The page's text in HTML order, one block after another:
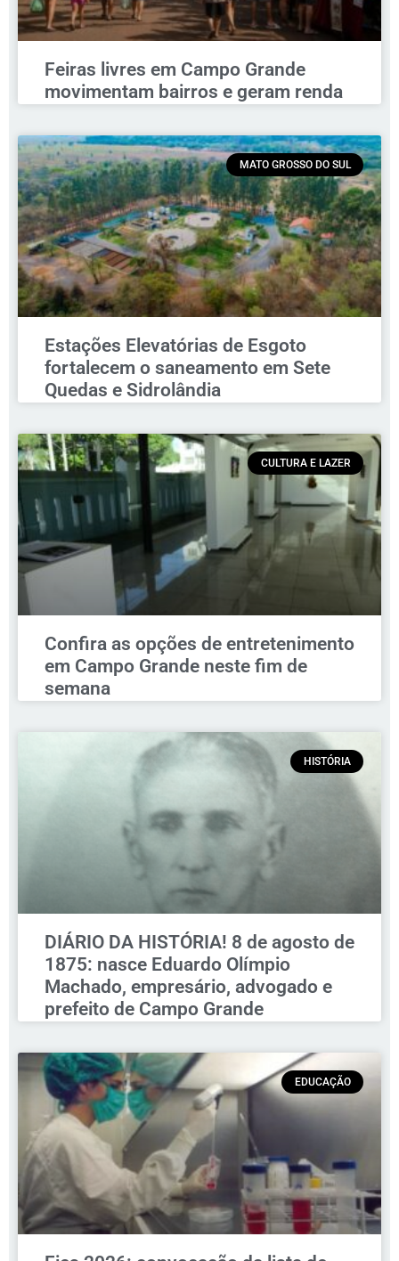
Feiras livres em Campo Grande
movimentam bairros e geram renda
MATO GROSSO DO SUL
Estações Elevatórias de Esgoto
fortalecem o saneamento em Sete
Quedas e Sidrolândia
CULTURA E LAZER
Confira as opções de entretenimento
em Campo Grande neste fim de
semana
HISTÓRIA
DIÁRIO DA HISTÓRIA! 8 de agosto de
1875: nasce Eduardo Olímpio
Machado, empresário, advogado e
prefeito de Campo Grande
EDUCAÇÃO